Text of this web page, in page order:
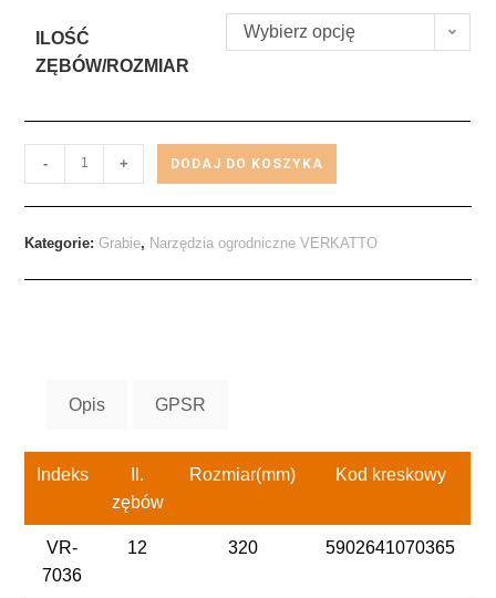
ILOŚĆ
ZĘBÓW/ROZMIAR
Wybierz opcję
- + DODAJ DO KOSZYKA
Kategorie:Grabie, Narzędzia ogrodniczne VERKATTO
Opis GPSR
Indeks
Il.
zębów
Rozmiar(mm) Kod kreskowy
VR-
7036
12 320 5902641070365